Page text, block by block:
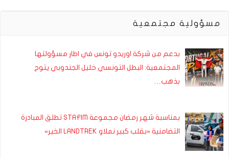
مسؤولية مجتمعية
بدعم من شركة اوريدو تونس في اطار مسؤولتها
المجتمعية: البطل التونسي خليل الجندوبي يتوج
بذهب…
بمناسبة شهر رمضان مجموعة STAFIM تطلق المبادرة
التضامنية «بقلب كبير نملاو LANDTREK الخير»